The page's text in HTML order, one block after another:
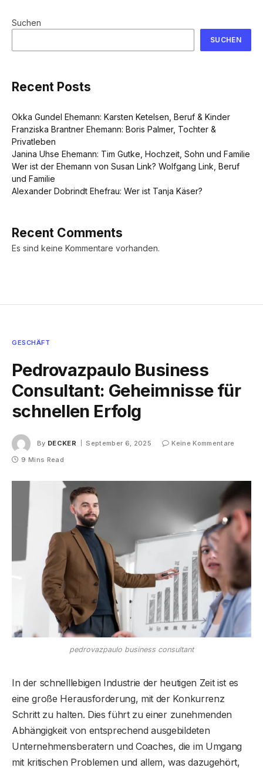
Suchen
SUCHEN
Recent Posts
Okka Gundel Ehemann: Karsten Ketelsen, Beruf & Kinder
Franziska Brantner Ehemann: Boris Palmer, Tochter &
Privatleben
Janina Uhse Ehemann: Tim Gutke, Hochzeit, Sohn und Familie
Wer ist der Ehemann von Susan Link? Wolfgang Link, Beruf
und Familie
Alexander Dobrindt Ehefrau: Wer ist Tanja Käser?
Recent Comments
Es sind keine Kommentare vorhanden.
GESCHÄFT
Pedrovazpaulo Business
Consultant: Geheimnisse für
schnellen Erfolg
By DECKER September 6, 2025
Keine Kommentare
9 Mins Read
pedrovazpaulo business consultant
In der schnelllebigen Industrie der heutigen Zeit ist es
eine große Herausforderung, mit der Konkurrenz
Schritt zu halten. Dies führt zu einer zunehmenden
Abhängigkeit von entsprechend ausgebildeten
Unternehmensberatern und Coaches, die im Umgang
mit kritischen Problemen und allem, was dazugehört,